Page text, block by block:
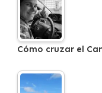
Cómo cruzar el